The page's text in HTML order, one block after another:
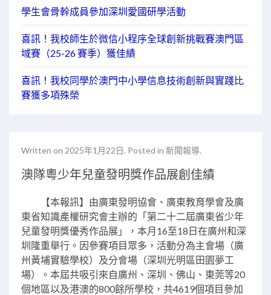
學生會骨幹成員參加深圳愛國研學活動
喜訊！我校師生於微信小程序全球創新挑戰賽澳門區
域賽（25-26 賽季）獲佳績
喜訊！我校同學於澳門中小學信息技術創新與實踐比
賽獲多項殊榮
Written on 2025年1月22日. Posted in 新聞報導.
澳隊粵少年兒童發明獎作品展創佳績
【本報訊】由廣東發明協會、廣東教育學會及廣
東省知識產權研究會主辦的「第二十二屆廣東省少年
兒童發明獎優秀作品展」，本月16至18日在廣州和深
圳隆重舉行。因參賽項目眾多，活動分為主會場（廣
州黃埔實驗學校）及分會場（深圳光明區田園夢工
場）。本屆共吸引來自廣州、深圳、佛山、東莞等20
個地區以及港澳的800餘所學校，共4619個項目參加